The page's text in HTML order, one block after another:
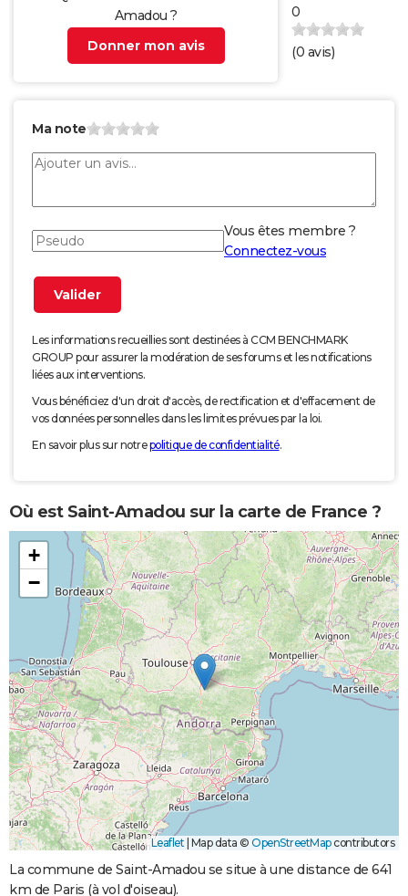
Amadou ?
Donner mon avis
0
(0 avis)
Ma note
Vous êtes membre ?
Connectez-vous
Les informations recueillies sont destinées à CCM BENCHMARK
GROUP pour assurer la modération de ses forums et les notifications
liées aux interventions.
Vous bénéficiez d'un droit d'accès, de rectification et d'effacement de
vos données personnelles dans les limites prévues par la loi.
En savoir plus sur notrepolitique de confidentialité.
Où est Saint-Amadou sur la carte de France ?
+
−
Leaflet Map data © OpenStreetMapcontributors
La commune de Saint-Amadou se situe à une distance de 641
km de Paris (à vol d'oiseau).